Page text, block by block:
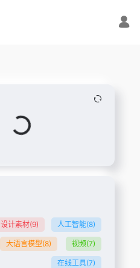
Loading...
设计素材(9) 人工智能(8)
大语言模型(8) 视频(7)
在线工具(7)